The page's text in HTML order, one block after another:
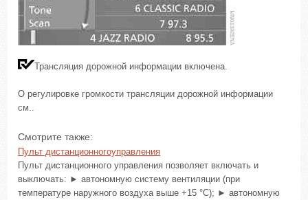
Трансляция дорожной информации включена.
О регулировке громкости трансляции дорожной информации
см..
Смотрите также:
Пульт дистанционногоуправления
Пульт дистанционного управления позволяет включать и
выключать: ► автономную систему вентиляции (при
температуре наружного воздуха выше +15 °C); ► автономную